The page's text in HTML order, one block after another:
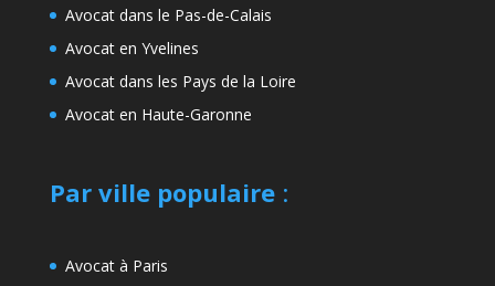
Avocat dans le Pas-de-Calais
Avocat en Yvelines
Avocat dans les Pays de la Loire
Avocat en Haute-Garonne
Par ville populaire:
Avocat à Paris